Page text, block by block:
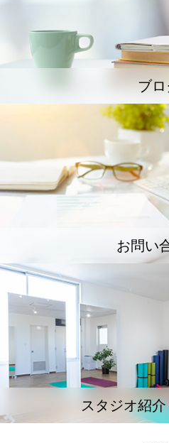
ブ
お問い
スタジオ紹